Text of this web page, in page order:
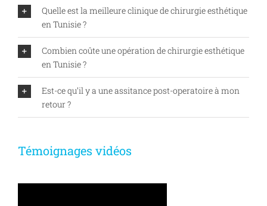
Quelle est la meilleure clinique de chirurgie esthétique
en Tunisie ?
Combien coûte une opération de chirurgie esthétique
en Tunisie ?
Est-ce qu’il y a une assitance post-operatoire à mon
retour ?
Témoignages vidéos